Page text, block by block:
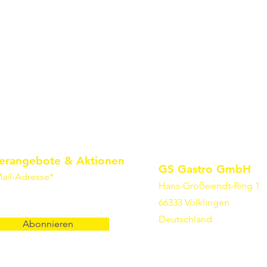
& Aktionen
Adresse*
Abonnieren
GS Gastro GmbH
Hans-Großwendt-Ring 1
66333 Völklingen
Deutschland